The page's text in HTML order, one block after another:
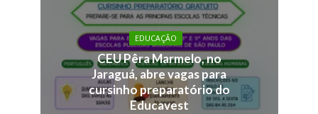
EDUCAÇÃO
CEU Pêra Marmelo, no
Jaraguá, abre vagas para
cursinho preparatório do
Educavest